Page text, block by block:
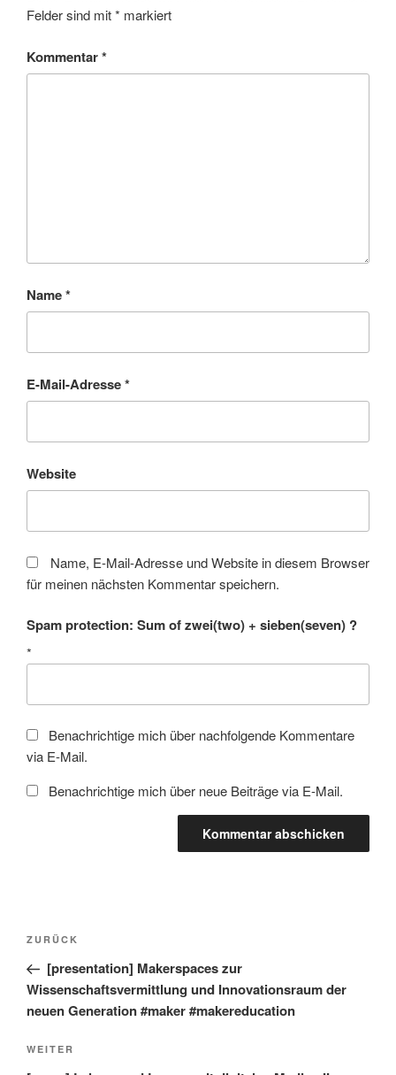
Felder sind mit* markiert
Kommentar*
Name*
E-Mail-Adresse*
Website
Name, E-Mail-Adresse und Website in diesem Browser
für meinen nächsten Kommentar speichern.
Spam protection: Sum of zwei(two) + sieben(seven) ?
*
Benachrichtige mich über nachfolgende Kommentare
via E-Mail.
Benachrichtige mich über neue Beiträge via E-Mail.
Beitragsnavigation
Vorheriger
Beitrag
ZURÜCK
[presentation] Makerspaces zur
Wissenschaftsvermittlung und Innovationsraum der
neuen Generation #maker #makereducation
Nächster
WEITER